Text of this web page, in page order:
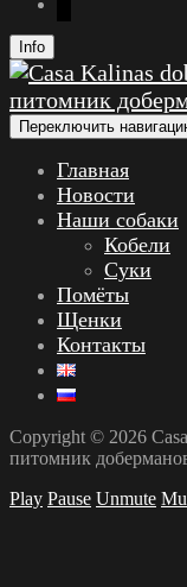
Info
Переключить
Главная
Новости
Наши собаки
Кобели
Суки
Помёты
Щенки
Контакты
Copyright © 2026
питомник
Play Pause Unmute